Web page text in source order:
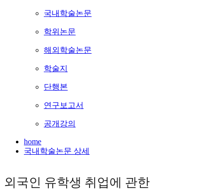
국내학술논문
학위논문
해외학술논문
학술지
단행본
연구보고서
공개강의
home
국내학술논문 상세
외국인 유학생 취업에 관한